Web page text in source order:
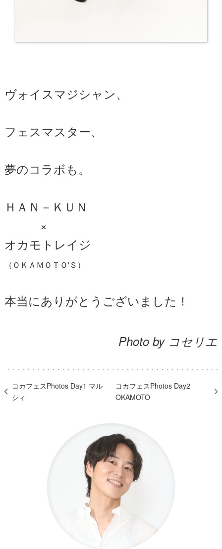
ヴォイスマジシャン、
フェスマスター、
夢のコラボも。
ＨＡＮ－ＫＵＮ
×
オカモトレイジ
（ＯＫＡＭＯＴＯ'Ｓ）
本当にありがとうございました！
Photo by コセリエ
コカフェスPhotos Day1 マル
シィ
コカフェスPhotos Day2
OKAMOTO